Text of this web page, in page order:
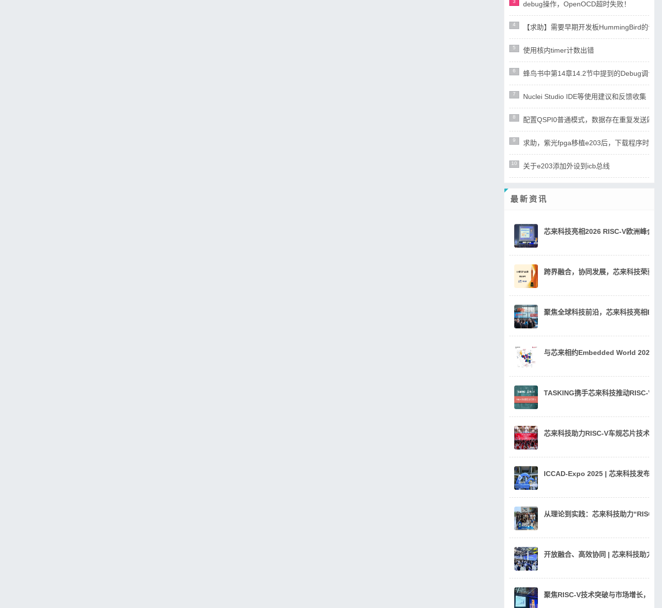
3 debug操作，OpenOCD超时失败！
4 【求助】需要早期开发板HummingBird的详
5 使用核内timer计数出错
6 蜂鸟书中第14章14.2节中提到的Debug调试
7 Nuclei Studio IDE等使用建议和反馈收集
8 配置QSPI0普通模式，数据存在重复发送四
9 求助，紫光fpga移植e203后，下载程序时
10 关于e203添加外设到icb总线
最新资讯
芯来科技亮相2026 RISC-V欧洲峰会
跨界融合，协同发展，芯来科技荣获
聚焦全球科技前沿，芯来科技亮相
与芯来相约Embedded World 2026，
TASKING携手芯来科技推动RISC-V汽
芯来科技助力RISC-V车规芯片技术与
ICCAD-Expo 2025 | 芯来科技发布
从理论到实践：芯来科技助力“RISC-
开放融合、高效协同 | 芯来科技助力
聚焦RISC-V技术突破与市场增长，芯